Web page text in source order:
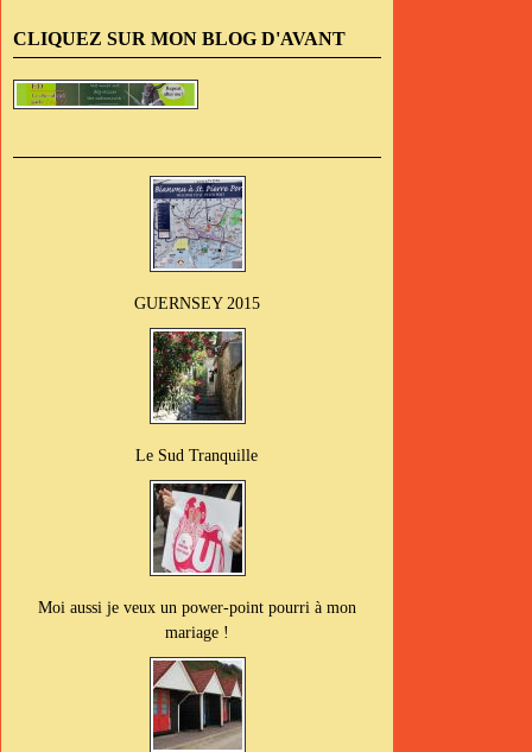
CLIQUEZ SUR MON BLOG D'AVANT
GUERNSEY 2015
Le Sud Tranquille
Moi aussi je veux un power-point pourri à mon
mariage !